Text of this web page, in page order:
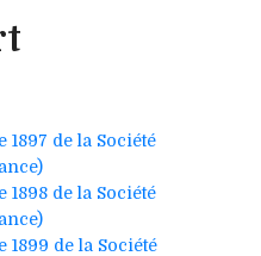
1897 de la Société
1898 de la Société
1899 de la Société